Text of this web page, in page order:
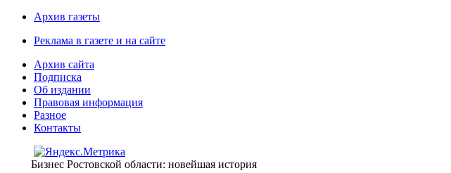
Архив газеты
Реклама в газете и на сайте
Архив сайта
Подписка
Об издании
Правовая информация
Разное
Контакты
Бизнес Ростовской области: новейшая история